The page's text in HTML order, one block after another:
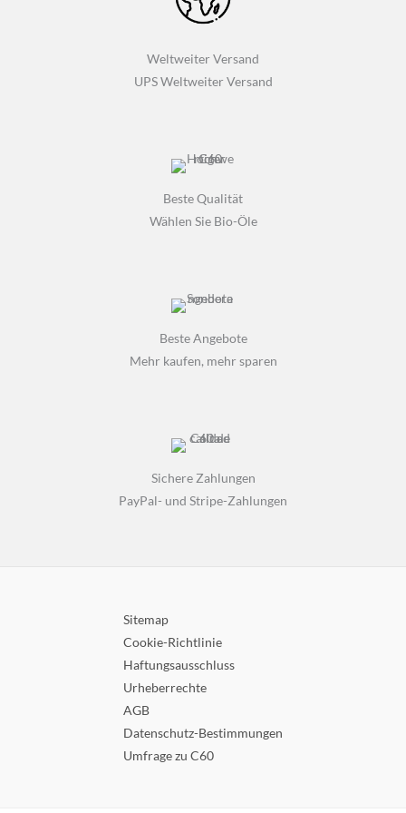
Weltweiter Versand
UPS Weltweiter Versand
Beste Qualität
Wählen Sie Bio-Öle
Beste Angebote
Mehr kaufen, mehr sparen
Sichere Zahlungen
PayPal- und Stripe-Zahlungen
Sitemap
Cookie-Richtlinie
Haftungsausschluss
Urheberrechte
AGB
Datenschutz-Bestimmungen
Umfrage zu C60